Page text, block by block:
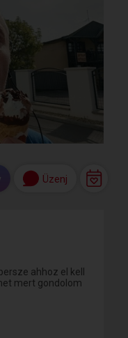
Üzenj
ahhoz el kell
mert gondolom